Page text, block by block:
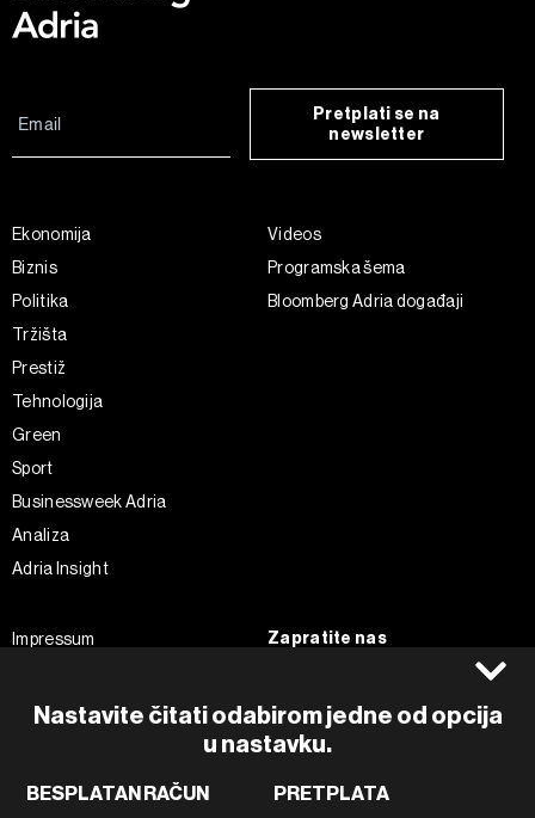
Nastavite čitati odabirom jedne od opcija
u nastavku.
BESPLATAN RAČUN PRETPLATA
Pretplati se na
newsletter
Ekonomija
Biznis
Politika
Tržišta
Prestiž
Tehnologija
Green
Sport
Businessweek Adria
Analiza
Adria Insight
Videos
Programska šema
Bloomberg Adria događaji
Impressum
Pravila privatnosti
Korištenje umjetne inteligencije
Zapratite nas
Instagram
Twitter
Tiktok